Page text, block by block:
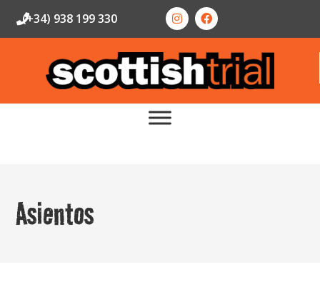
(+34) 938 199 330
Asientos